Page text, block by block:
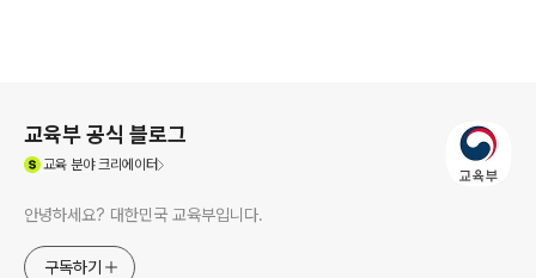
교육부 공식 블로그
교육분야 크리에이터
안녕하세요? 대한민국 교육부입니다.
구독하기